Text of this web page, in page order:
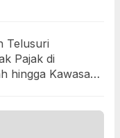
Telusuri
Pajak di
hingga Kawasan